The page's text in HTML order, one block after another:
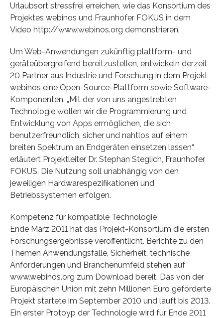
Urlaubsort stressfrei erreichen, wie das Konsortium des
Projektes webinos und Fraunhofer FOKUS in dem
Video http://www.webinos.org demonstrieren.
Um Web-Anwendungen zukünftig plattform- und
geräteübergreifend bereitzustellen, entwickeln derzeit
20 Partner aus Industrie und Forschung in dem Projekt
webinos eine Open-Source-Plattform sowie Software-
Komponenten. „Mit der von uns angestrebten
Technologie wollen wir die Programmierung und
Entwicklung von Apps ermöglichen, die sich
benutzerfreundlich, sicher und nahtlos auf einem
breiten Spektrum an Endgeräten einsetzen lassen“,
erläutert Projektleiter Dr. Stephan Steglich, Fraunhofer
FOKUS. Die Nutzung soll unabhängig von den
jeweiligen Hardwarespezifikationen und
Betriebssystemen erfolgen.
Kompetenz für kompatible Technologie
Ende März 2011 hat das Projekt-Konsortium die ersten
Forschungsergebnisse veröffentlicht. Berichte zu den
Themen Anwendungsfälle, Sicherheit, technische
Anforderungen und Branchenumfeld stehen auf
www.webinos.org zum Download bereit. Das von der
Europäischen Union mit zehn Millionen Euro geförderte
Projekt startete im September 2010 und läuft bis 2013.
Ein erster Protoyp der Technologie wird für Ende 2011